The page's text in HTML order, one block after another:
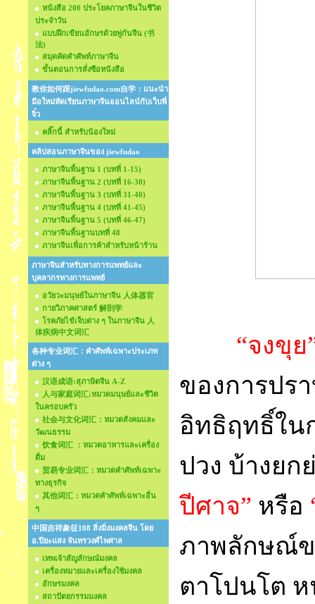
หนังสือ 200 ประโยคภาษาจีนในชีวิต
ประจำวัน
แบบฝึกเขียนอักษรด้วยพู่กันจีน (书
法)
สมุดคัดคำศัพท์ภาษาจีน
ขั้นตอนการสั่งซือหนังสือ
教你如何跟jiewfudao.com自学：แนะนำ
มือใหม่หัดเรียนภาษาจีนออนไลน์กับเว็บพี่
จิ๋ว
คลิ๊กนี้ สำหรับน้องใหม่
คลิปสอนภาษาจีนของ jiewfudao
ภาษาจีนพื้นฐาน 1 (บทที่ 1-15)
ภาษาจีนพื้นฐาน 2 (บทที่ 16-30)
ภาษาจีนพื้นฐาน 3 (บทที่ 31-40)
ภาษาจีนพื้นฐาน 4 (บทที่ 41-45)
ภาษาจีนพื้นฐาน 5 (บทที่ 46-47)
ภาษาจีนพื้นฐานบทที่ 48
ภาษาจีนเพื่อการค้าสำหรับหน้าร้าน
ภาษาจีนสำหรับทางการแพทย์และ
บุคลากรทางการแพทย์
อวัยวะมนุษย์ในภาษาจีน 人体器官
กายวิภาคศาสตร์ 解剖学
โรคภัยไข้เจ็บต่าง ๆ ในภาษาจีน 人
体疾病中文词汇
各种专业词汇：คำศัพท์เฉพาะประเภท
ต่าง ๆ
汉语成语:สุภาษิตจีน A-Z
人与家庭词汇:หมวดมนุษย์และชีวิต
ในครอบครัว
社会与文化词汇：หมวดสังคมและ
วัฒนธรรม
饮食词汇 ：หมวดอาหารและเครื่อง
ดื่ม
贸易专业词汇：หมวดคำศัพท์เฉพาะ
ทางธุรกิจ
其他词汇：หมวดคำศัพท์เฉพาะอื่น
ๆ
中国吉祥象征108 สิ่งมิ่งมงคลจีน โดย
อ.ปิยะแสง จันทรวงศ์ไพศาล
เทพเจ้าสัญลักษณ์มงคล
เครื่องหมายและเครื่องใช้มงคล
อักษรมงคล
สถาปัตยกรรมมงคล
“จงขุย
ของการปร
อิทธิฤทธิ์ใน
ปวง บ้างยก
ปีศาจ” หรือ
ภาพลักษณ์ข
ตาโปนโต